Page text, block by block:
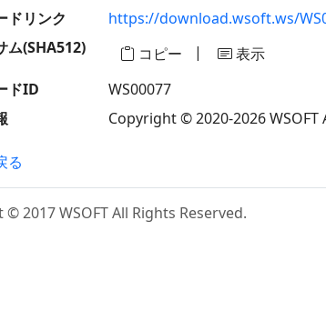
ドリンク
https://download.wsoft.ws/
ム(SHA512)
コピー |
表示
ドID
WS00077
Copyright © 2020-2026 WSOFT
る
2017 WSOFT All Rights Reserved.